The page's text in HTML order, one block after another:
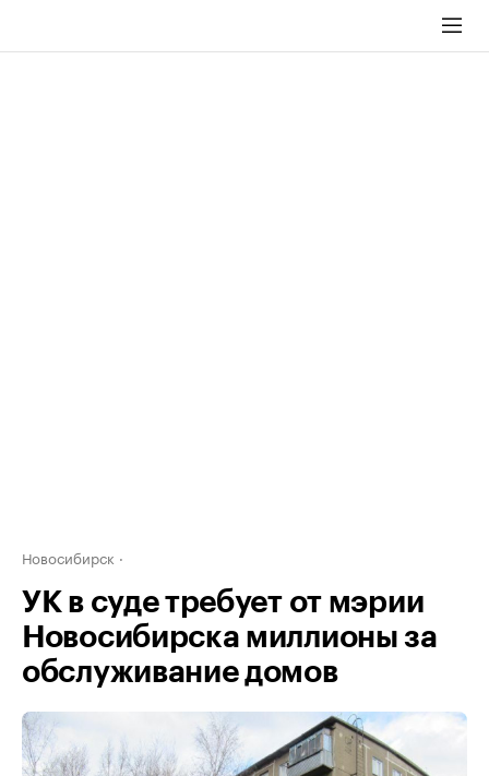
Новосибирск
УК в суде требует от мэрии
Новосибирска миллионы за
обслуживание домов